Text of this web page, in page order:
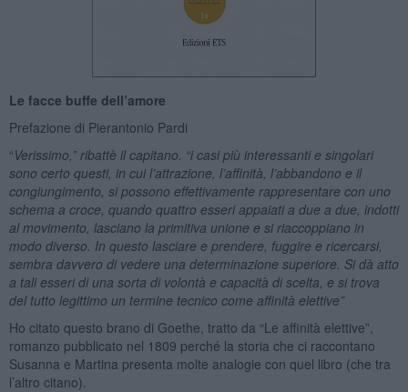
Le facce buffe dell’amore
Prefazione di Pierantonio Pardi
“Verissimo,” ribattè il capitano. “i casi più interessanti e singolari
sono certo questi, in cui l’attrazione, l’affinità, l’abbandono e il
congiungimento, si possono effettivamente rappresentare con uno
schema a croce, quando quattro esseri appaiati a due a due, indotti
al movimento, lasciano la primitiva unione e si riaccoppiano in
modo diverso. In questo lasciare e prendere, fuggire e ricercarsi,
sembra davvero di vedere una determinazione superiore. Si dà atto
a tali esseri di una sorta di volontà e capacità di scelta, e si trova
del tutto legittimo un termine tecnico come affinità elettive”
Ho citato questo brano di Goethe, tratto da “Le affinità elettive”,
romanzo pubblicato nel 1809 perché la storia che ci raccontano
Susanna e Martina presenta molte analogie con quel libro (che tra
l’altro citano).